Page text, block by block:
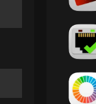
接！直接
黑苹果
来源：